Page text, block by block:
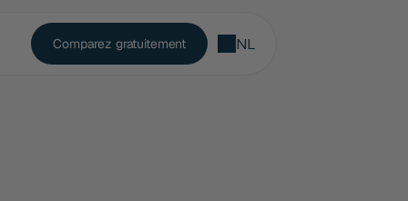
Comparez gratuitement NL